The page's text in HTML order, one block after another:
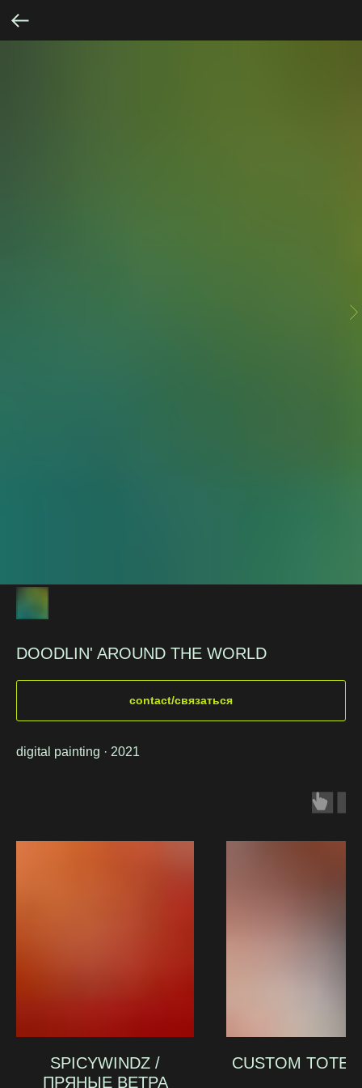
DOODLIN' AROUND THE WORLD
contact/связаться
digital painting · 2021
SPICYWINDZ /
ПРЯНЫЕ ВЕТРА
CUSTOM TOTE